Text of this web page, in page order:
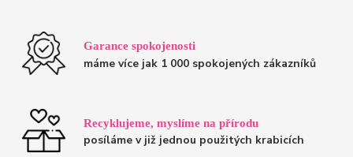
Garance spokojenosti
máme více jak 1 000 spokojených zákazníků
Recyklujeme, myslíme na přírodu
posíláme v již jednou použitých krabicích